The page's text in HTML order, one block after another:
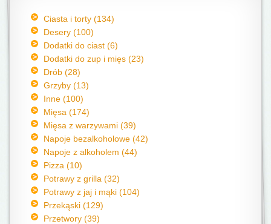
Ciasta i torty (134)
Desery (100)
Dodatki do ciast (6)
Dodatki do zup i mięs (23)
Drób (28)
Grzyby (13)
Inne (100)
Mięsa (174)
Mięsa z warzywami (39)
Napoje bezalkoholowe (42)
Napoje z alkoholem (44)
Pizza (10)
Potrawy z grilla (32)
Potrawy z jaj i mąki (104)
Przekąski (129)
Przetwory (39)